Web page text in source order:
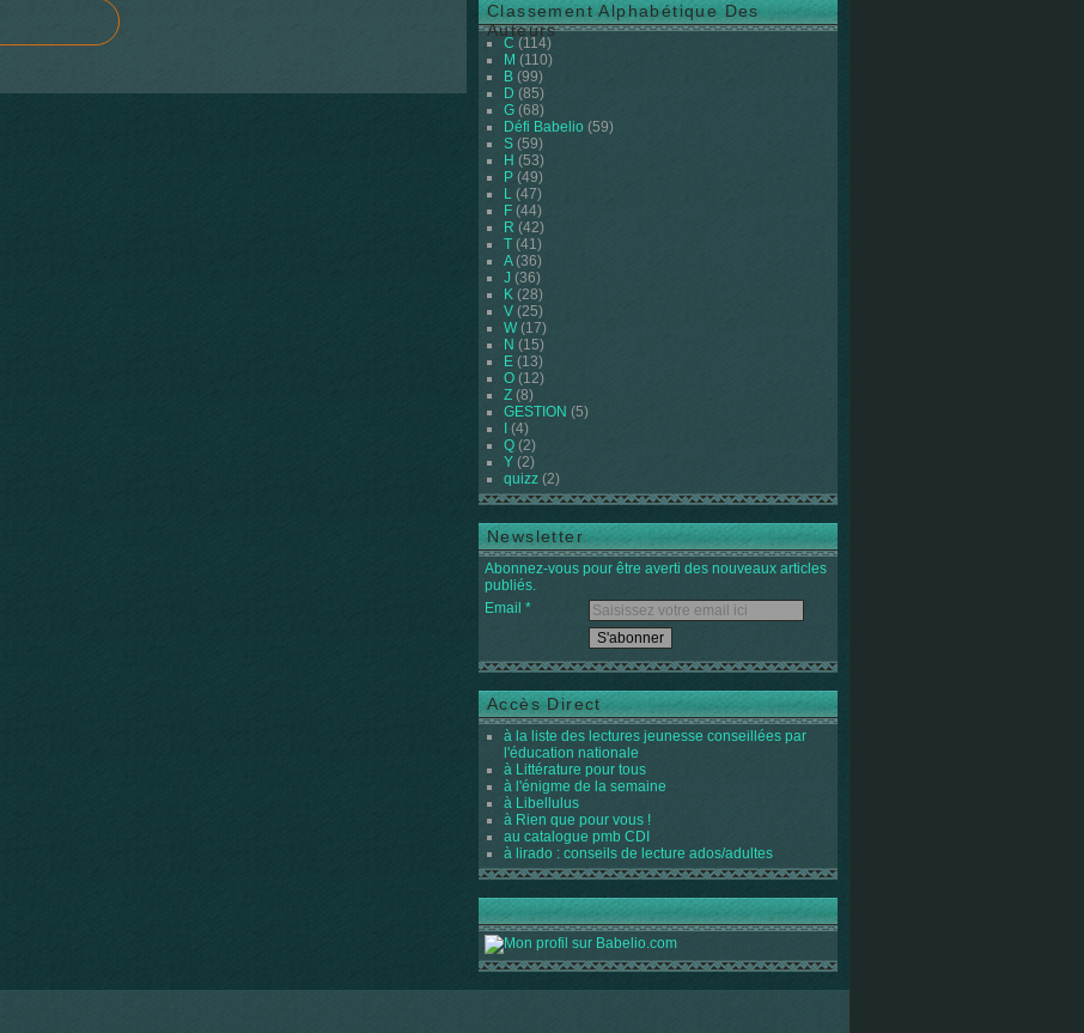
Classement Alphabétique Des
Auteurs
C (114)
M (110)
B (99)
D (85)
G (68)
Défi Babelio (59)
S (59)
H (53)
P (49)
L (47)
F (44)
R (42)
T (41)
A(36)
J (36)
K (28)
V (25)
W(17)
N (15)
E (13)
O (12)
Z (8)
GESTION (5)
(4)
Q (2)
Y (2)
quizz (2)
Newsletter
Abonnez-vous pour être averti des nouveaux articles
publiés.
Email
Accès Direct
à la liste des lectures jeunesse conseillées par
l'éducation nationale
à Littérature pour tous
à l'énigme de la semaine
à Libellulus
à Rien que pour vous !
au catalogue pmb CDI
à lirado : conseils de lecture ados/adultes